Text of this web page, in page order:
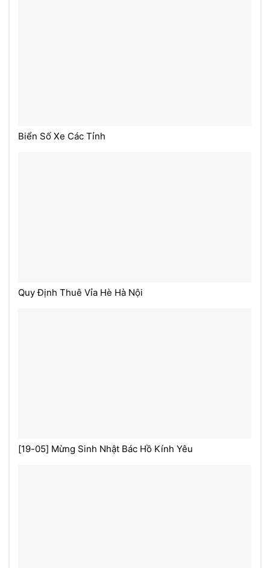
Biển Số Xe Các Tỉnh
Quy Định Thuê Vỉa Hè Hà Nội
[19-05] Mừng Sinh Nhật Bác Hồ Kính Yêu